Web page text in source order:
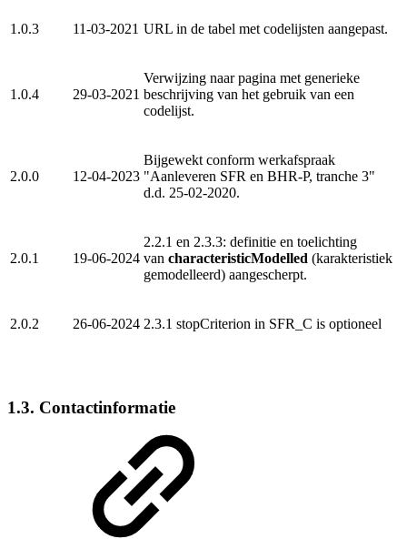
1.0.3 11-03-2021 URL in de tabel met codelijsten aangepast.
1.0.4 29-03-2021
Verwijzing naar pagina met generieke
beschrijving van het gebruik van een
codelijst.
2.0.0 12-04-2023
Bijgewekt conform werkafspraak
"Aanleveren SFR en BHR-P, tranche 3"
d.d. 25-02-2020.
2.0.1 19-06-2024
2.2.1 en 2.3.3: definitie en toelichting
van characteristicModelled (karakteristiek
gemodelleerd) aangescherpt.
2.0.2 26-06-2024 2.3.1 stopCriterion in SFR_C is optioneel
1.3. Contactinformatie